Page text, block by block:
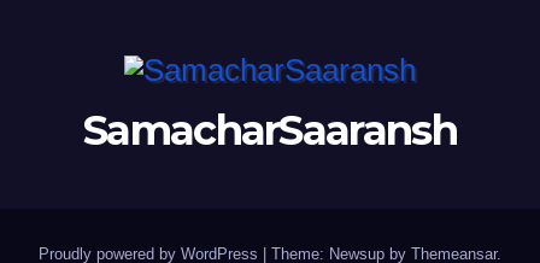
SamacharSaaransh
Proudly powered by WordPress | Theme: Newsup by Themeansar.